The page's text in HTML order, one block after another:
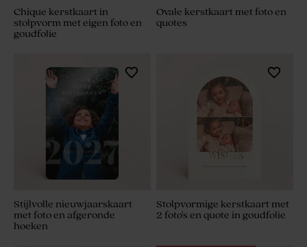
Chique kerstkaart in
stolpvorm met eigen foto en
goudfolie
Ovale kerstkaart met foto en
quotes
Stijlvolle nieuwjaarskaart
met foto en afgeronde
hoeken
Stolpvormige kerstkaart met
2 foto's en quote in goudfolie